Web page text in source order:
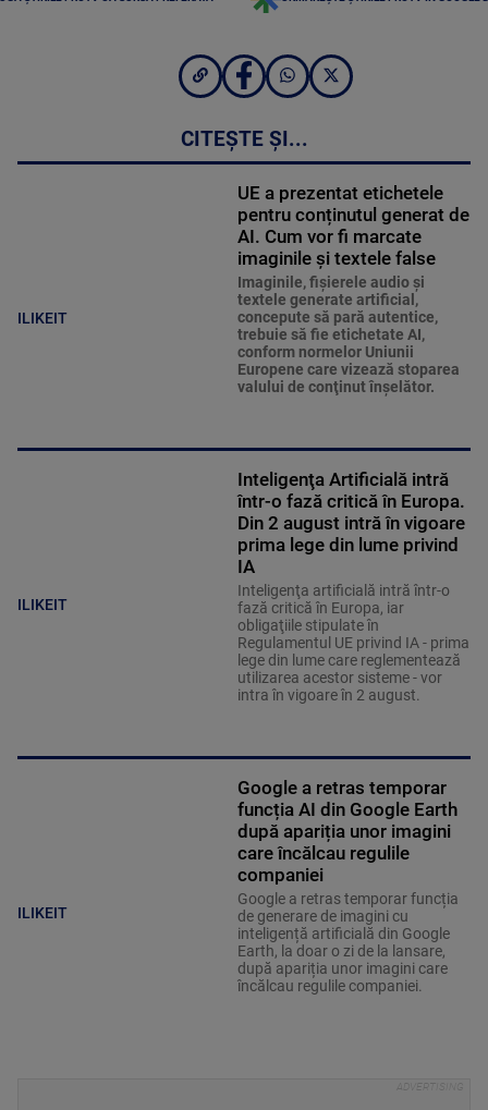
CITEȘTE ȘI...
ILIKEIT
UE a prezentat etichetele
pentru conținutul generat de
AI. Cum vor fi marcate
imaginile și textele false
Imaginile, fişierele audio şi
textele generate artificial,
concepute să pară autentice,
trebuie să fie etichetate AI,
conform normelor Uniunii
Europene care vizează stoparea
valului de conţinut înşelător.
ILIKEIT
Inteligenţa Artificială intră
într-o fază critică în Europa.
Din 2 august intră în vigoare
prima lege din lume privind
IA
Inteligenţa artificială intră într-o
fază critică în Europa, iar
obligaţiile stipulate în
Regulamentul UE privind IA - prima
lege din lume care reglementează
utilizarea acestor sisteme - vor
intra în vigoare în 2 august.
ILIKEIT
Google a retras temporar
funcția AI din Google Earth
după apariția unor imagini
care încălcau regulile
companiei
Google a retras temporar funcția
de generare de imagini cu
inteligență artificială din Google
Earth, la doar o zi de la lansare,
după apariția unor imagini care
încălcau regulile companiei.